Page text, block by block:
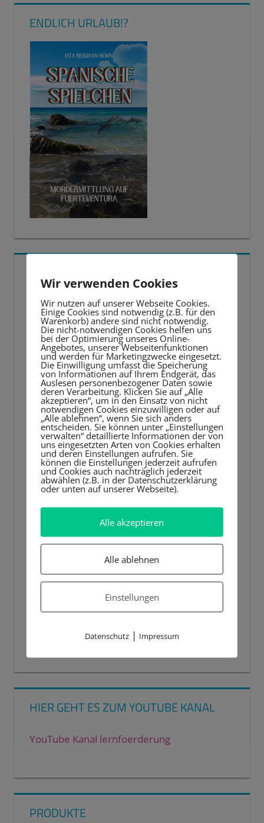
ENDLICH URLAUB!?
Video-
Player
HIER GEHT ES ZUM YOUTUBE KANAL
YouTube Kanal lernfoerderung
PRODUKTE
Wir verwenden Cookies
Wir nutzen auf unserer Webseite Cookies.
Einige Cookies sind notwendig (z.B. für den
Warenkorb) andere sind nicht notwendig.
Die nicht-notwendigen Cookies helfen uns
bei der Optimierung unseres Online-
Angebotes, unserer Webseitenfunktionen
und werden für Marketingzwecke eingesetzt.
Die Einwilligung umfasst die Speicherung
von Informationen auf Ihrem Endgerät, das
Auslesen personenbezogener Daten sowie
deren Verarbeitung. Klicken Sie auf „Alle
akzeptieren“, um in den Einsatz von nicht
notwendigen Cookies einzuwilligen oder auf
„Alle ablehnen“, wenn Sie sich anders
entscheiden. Sie können unter „Einstellungen
verwalten“ detaillierte Informationen der von
uns eingesetzten Arten von Cookies erhalten
und deren Einstellungen aufrufen. Sie
können die Einstellungen jederzeit aufrufen
und Cookies auch nachträglich jederzeit
abwählen (z.B. in der Datenschutzerklärung
oder unten auf unserer Webseite).
Alle akzeptieren
Alle ablehnen
Einstellungen
Datenschutz| Impressum